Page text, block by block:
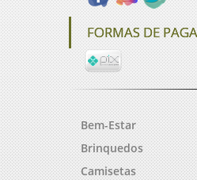
FORMAS DE
Bem-Estar
Brinquedos
Camisetas